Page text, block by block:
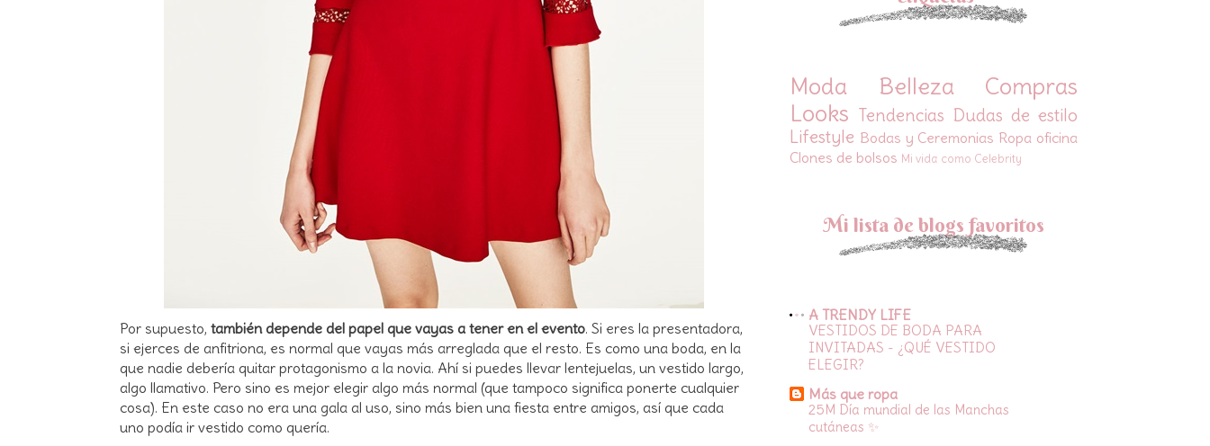
Por supuesto, también depende del papel que vayas a tener en el evento. Si eres la presentadora,
si ejerces de anfitriona, es normal que vayas más arreglada que el resto. Es como una boda, en la
que nadie debería quitar protagonismo a la novia. Ahí si puedes llevar lentejuelas, un vestido largo,
algo llamativo. Pero sino es mejor elegir algo más normal (que tampoco significa ponerte cualquier
cosa). En este caso no era una gala al uso, sino más bien una fiesta entre amigos, así que cada
uno podía ir vestido como quería.
Moda Belleza
Compras
Looks Tendencias Dudas de estilo
Lifestyle Bodas y Ceremonias Ropa oficina
Clones de bolsos Mi vida como Celebrity
Mi lista de blogs favoritos
A TRENDY LIFE
VESTIDOS DE BODA PARA
INVITADAS - ¿QUÉ VESTIDO
ELEGIR?
Más que ropa
25M Día mundial de las Manchas
cutáneas ✨